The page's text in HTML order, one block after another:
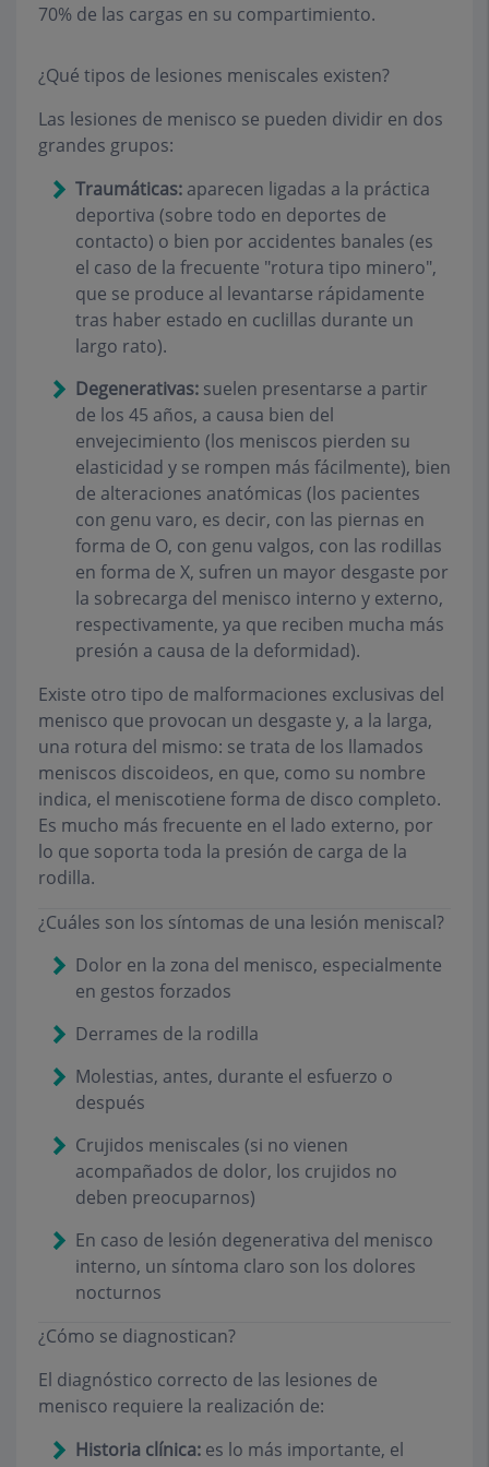
70% de las cargas en su compartimiento.
¿Qué tipos de lesiones meniscales existen?
Las lesiones de menisco se pueden dividir en dos
grandes grupos:
Traumáticas: aparecen ligadas a la práctica
deportiva (sobre todo en deportes de
contacto) o bien por accidentes banales (es
el caso de la frecuente "rotura tipo minero",
que se produce al levantarse rápidamente
tras haber estado en cuclillas durante un
largo rato).
Degenerativas: suelen presentarse a partir
de los 45 años, a causa bien del
envejecimiento (los meniscos pierden su
elasticidad y se rompen más fácilmente), bien
de alteraciones anatómicas (los pacientes
con genu varo, es decir, con las piernas en
forma de O, con genu valgos, con las rodillas
en forma de X, sufren un mayor desgaste por
la sobrecarga del menisco interno y externo,
respectivamente, ya que reciben mucha más
presión a causa de la deformidad).
Existe otro tipo de malformaciones exclusivas del
menisco que provocan un desgaste y, a la larga,
una rotura del mismo: se trata de los llamados
meniscos discoideos, en que, como su nombre
indica, el meniscotiene forma de disco completo.
Es mucho más frecuente en el lado externo, por
lo que soporta toda la presión de carga de la
rodilla.
¿Cuáles son los síntomas de una lesión meniscal?
Dolor en la zona del menisco, especialmente
en gestos forzados
Derrames de la rodilla
Molestias, antes, durante el esfuerzo o
después
Crujidos meniscales (si no vienen
acompañados de dolor, los crujidos no
deben preocuparnos)
En caso de lesión degenerativa del menisco
interno, un síntoma claro son los dolores
nocturnos
¿Cómo se diagnostican?
El diagnóstico correcto de las lesiones de
menisco requiere la realización de:
Historia clínica: es lo más importante, el